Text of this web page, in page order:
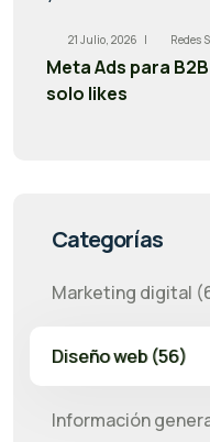
21 Julio, 2026 | Redes
Meta Ads para
solo likes
Categorías
Marketing digital
Diseño web (56)
Información